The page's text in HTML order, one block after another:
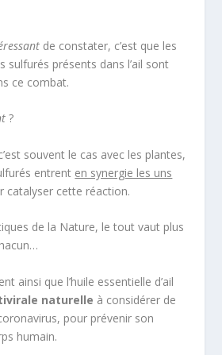
de constater, c’est que les
sulfurés présents dans l’ail sont
ce combat.
?
souvent le cas avec les plantes,
entrent en synergie les uns
catalyser cette réaction.
de la Nature, le tout vaut plus
ainsi que l’huile essentielle d’ail
naturelle à considérer de
pour prévenir son
humain.